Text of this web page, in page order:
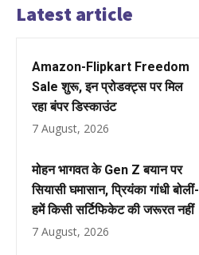
Latest article
Amazon-Flipkart Freedom
Sale शुरू, इन प्रोडक्ट्स पर मिल
रहा बंपर डिस्काउंट
7 August, 2026
मोहन भागवत के Gen Z बयान पर
सियासी घमासान, प्रियंका गांधी बोलीं-
हमें किसी सर्टिफिकेट की जरूरत नहीं
7 August, 2026